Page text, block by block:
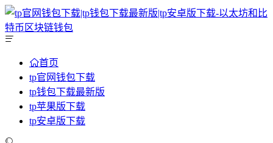
首页
tp官网钱包下载
tp钱包下载最新版
tp苹果版下载
tp安卓版下载